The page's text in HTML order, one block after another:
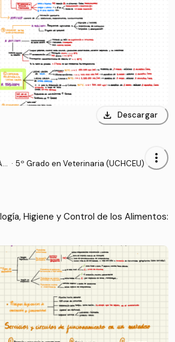
download Descargar
· 5º Grado en Veterinaria (UCHCEU) more_vert
Higiene y Control de los Alimentos: